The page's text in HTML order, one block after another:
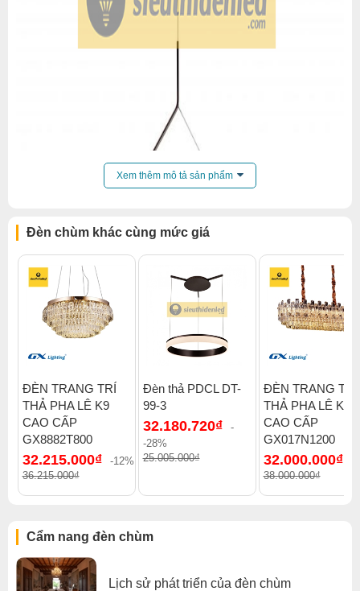
Xem thêm mô tả sản phẩm
Đèn chùm khác cùng mức giá
ĐÈN TRANG TRÍ
THẢ PHA LÊ K9
CAO CẤP
GX8882T800
32.215.000₫
-12%
36.215.000₫
Đèn thả PDCL DT-
99-3
32.180.720₫
-
-28%
25.005.000₫
ĐÈN TRANG TRÍ
THẢ PHA LÊ K9
CAO CẤP
GX017N1200
32.000.000₫
38.000.000₫
Cẩm nang đèn chùm
Lịch sử phát triển của đèn chùm